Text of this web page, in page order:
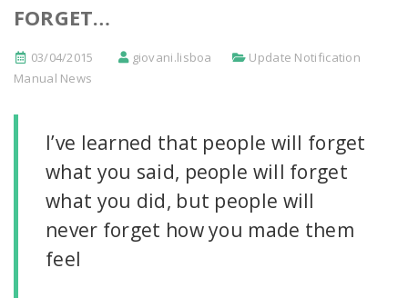
FORGET…
03/04/2015 giovani.lisboa
Update Notification
Manual News
I’ve learned that people will forget
what you said, people will forget
what you did, but people will
never forget how you made them
feel